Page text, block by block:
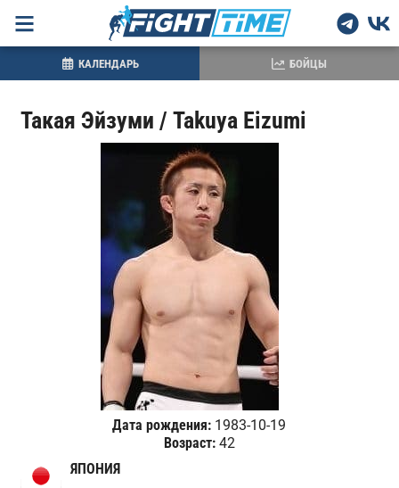
Такая Эйзуми / Takuya Eizumi
Дата рождения: 1983-10-19
Возраст:42
ЯПОНИЯ
КАЛЕНДАРЬ БОЙЦЫ